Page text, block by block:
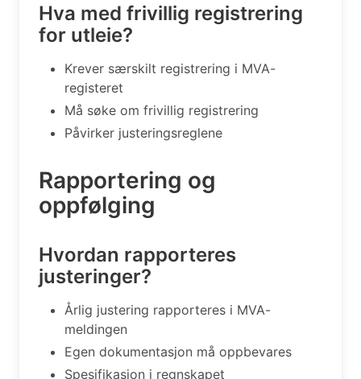
Hva med frivillig registrering
for utleie?
Krever særskilt registrering i MVA-
registeret
Må søke om frivillig registrering
Påvirker justeringsreglene
Rapportering og
oppfølging
Hvordan rapporteres
justeringer?
Årlig justering rapporteres i MVA-
meldingen
Egen dokumentasjon må oppbevares
Spesifikasjon i regnskapet